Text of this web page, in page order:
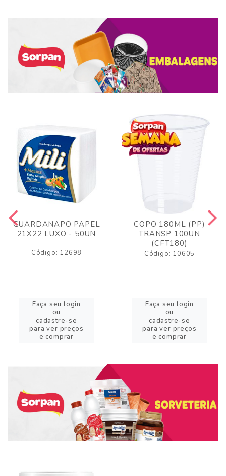
GUARDANAPO PAPEL
21X22 LUXO - 50UN
Código: 12698
Faça seu login
ou
cadastre-se
para ver preços
e comprar
COPO 180ML (PP)
TRANSP 100UN
(CFT180)
Código: 10605
Faça seu login
ou
cadastre-se
para ver preços
e comprar